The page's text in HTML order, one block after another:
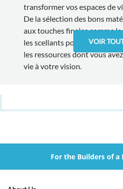
transformer vos espaces de
De la sélection des bons
aux touches finales comme
les scellants pour pierres,
les ressources dont vous
vie à votre vision.
VOIR
For the Builders of